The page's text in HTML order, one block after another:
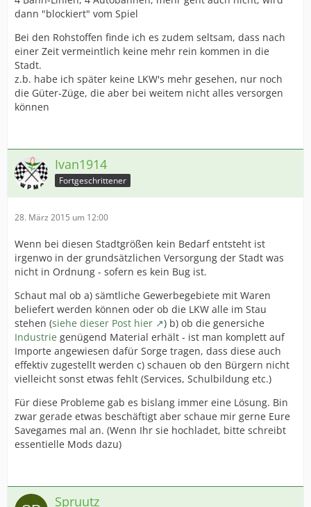
dann "blockiert" vom Spiel
Bei den Rohstoffen finde ich es zudem seltsam, dass nach
einer Zeit vermeintlich keine mehr rein kommen in die
Stadt.
z.b. habe ich später keine LKW's mehr gesehen, nur noch
die Güter-Züge, die aber bei weitem nicht alles versorgen
können
Ivan1914
Fortgeschrittener
28. März 2015 um 12:00
Wenn bei diesen Stadtgrößen kein Bedarf entsteht ist
irgenwo in der grundsätzlichen Versorgung der Stadt was
nicht in Ordnung - sofern es kein Bug ist.
Schaut mal ob a) sämtliche Gewerbegebiete mit Waren
beliefert werden können oder ob die LKW alle im Stau
stehen (siehe dieser Post hier
) b) ob die genersiche
Industrie genügend Material erhält - ist man komplett auf
Importe angewiesen dafür Sorge tragen, dass diese auch
effektiv zugestellt werden c) schauen ob den Bürgern nicht
vielleicht sonst etwas fehlt (Services, Schulbildung etc.)
Für diese Probleme gab es bislang immer eine Lösung. Bin
zwar gerade etwas beschäftigt aber schaue mir gerne Eure
Savegames mal an. (Wenn Ihr sie hochladet, bitte schreibt
essentielle Mods dazu)
Spruutz